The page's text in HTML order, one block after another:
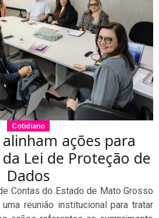
Cotidiano
ações para
Lei de Proteção de
Dados
Contas do Estado de Mato Grosso
reunião institucional para tratar